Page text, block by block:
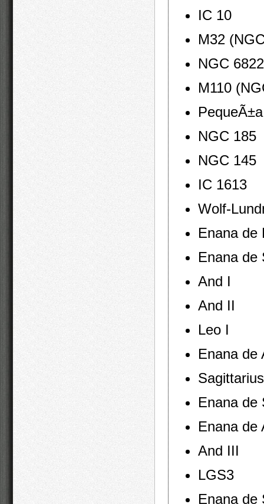
IC 10
M32
NGC
M110
NGC 185
NGC 145
IC 1613
Wolf-
Enana de
Enana de
And I
And II
Leo I
Enana de
Enana de
Enana de
And III
LGS3
Enana de